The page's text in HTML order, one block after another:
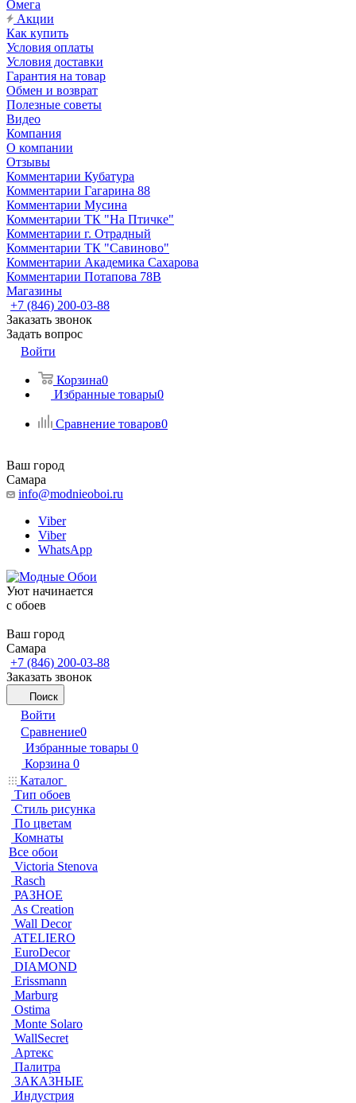
Омега
Акции
Как купить
Условия оплаты
Условия доставки
Гарантия на товар
Обмен и возврат
Полезные советы
Видео
Компания
О компании
Отзывы
Комментарии Кубатура
Комментарии Гагарина 88
Комментарии Мусина
Комментарии ТК "На Птичке"
Комментарии г. Отрадный
Комментарии ТК "Савиново"
Комментарии Академика Сахарова
Комментарии Потапова 78В
Магазины
+7 (846) 200-03-88
Заказать звонок
Задать вопрос
Войти
Корзина0
Избранные товары0
Сравнение товаров0
Ваш город
Самара
info@modnieoboi.ru
Viber
Viber
WhatsApp
Уют начинается
c обоев
Ваш город
Самара
+7 (846) 200-03-88
Заказать звонок
Поиск
Войти
Сравнение0
Избранные товары 0
Корзина 0
Каталог
Тип обоев
Стиль рисунка
По цветам
Комнаты
Все обои
Victoria Stenova
Rasch
РАЗНОЕ
As Creation
Wall Decor
ATELIERO
EuroDecor
DIAMOND
Erissmann
Marburg
Ostima
Monte Solaro
WallSecret
Артекс
Палитра
ЗАКАЗНЫЕ
Индустрия